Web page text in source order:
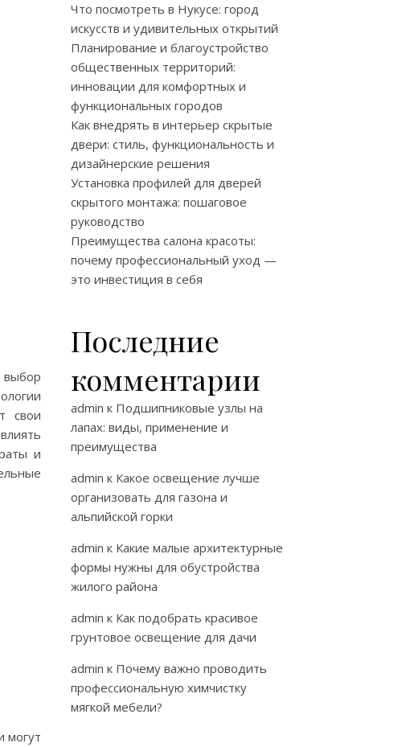
свои
и
могут
Что посмотреть в Нукусе: город
искусств и удивительных открытий
Планирование и благоустройство
общественных территорий:
инновации для комфортных и
функциональных городов
Как внедрять в интерьер скрытые
двери: стиль, функциональность и
дизайнерские решения
Установка профилей для дверей
скрытого монтажа: пошаговое
руководство
Преимущества салона красоты:
почему профессиональный уход —
это инвестиция в себя
Последние
комментарии
admin к Подшипниковые узлы на
лапах: виды, применение и
преимущества
admin к Какое освещение лучше
организовать для газона и
альпийской горки
admin к Какие малые архитектурные
формы нужны для обустройства
жилого района
admin к Как подобрать красивое
грунтовое освещение для дачи
admin к Почему важно проводить
профессиональную химчистку
мягкой мебели?